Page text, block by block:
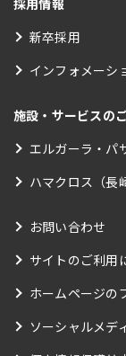
採用情報
新卒採用
インフォメーシ
施設・サービスの
エルガーラ・パ
ハマクロス（長
お問い合わせ
サイトのご利用
ホームページの
ソーシャルメデ